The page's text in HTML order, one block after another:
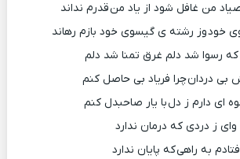
من غافل شود از یاد من قدرم نداند
خود وز رشته ی گیسوی خود بازم رهاند
رسوا شد دلم غرق تمنا شد دلم
بی دردان چرا فریاد بی حاصل کنم
ای دارم ز دل با یار صاحبدل کنم
وای ز دردی که درمان ندارد
فتادم به راهی که پایان ندارد